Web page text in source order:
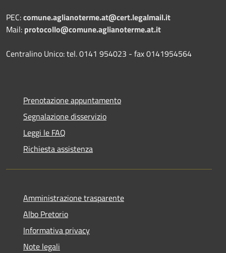
PEC:comune.aglianoterme.at@cert.legalmail.it
Mail: protocollo@comune.aglianoterme.at.it
Centralino Unico: tel. 0141 954023 - fax 0141954564
Prenotazione appuntamento
Segnalazione disservizio
Leggi le FAQ
Richiesta assistenza
Amministrazione trasparente
Albo Pretorio
Informativa privacy
Note legali